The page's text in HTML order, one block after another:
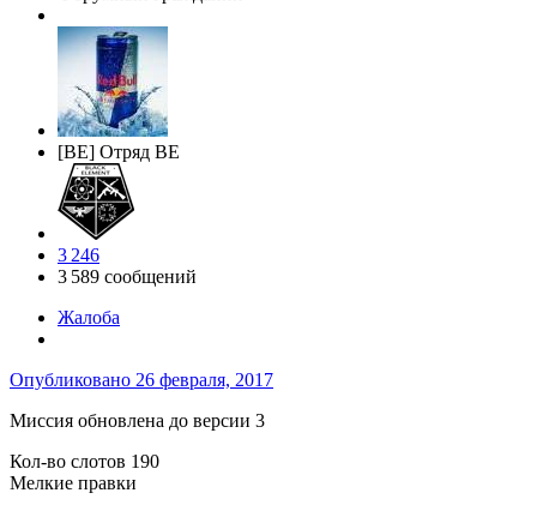
[BE] Отряд BE
3 246
3 589 сообщений
Жалоба
Опубликовано 26 февраля, 2017
Миссия обновлена до версии 3
Кол-во слотов 190
Мелкие правки